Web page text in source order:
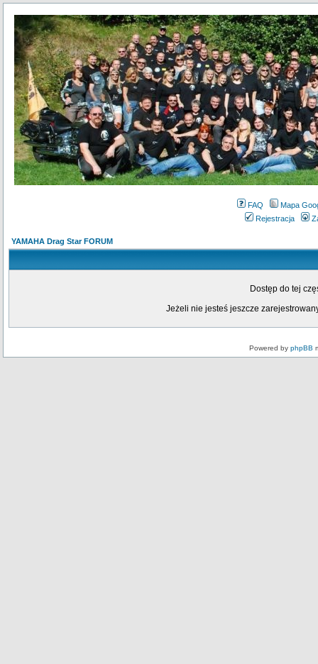
FAQ
Mapa
Rejestracja
YAMAHA Drag Star FORUM
Dostęp do tej
Jeżeli nie jesteś jeszcze
Powered by phpBB